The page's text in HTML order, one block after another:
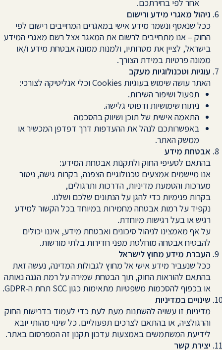
אחר לפי בחירתכם.
ניהול מאגרי מידע ורישום
ככל שנאסף ונשמר מידע אישי במאגרים המחייבים רישום לפי
החוק – אנו מתחייבים לרשום את המאגר אצל רשם מאגרי המידע
בישראל, לציין את מטרותיו, ולמנות ממונה אבטחת מידע ו/או
ממונה פרטיות במידת הצורך.
עוגיות וטכנולוגיות מעקב
האתר עושה שימוש בעוגיות Cookies וכלי אנליטיקה לצורכי:
תפעול ושיפור השירות.
ניתוח שימושיות ודפוסי גלישה.
התאמה אישית של תוכן ושיווק בהסכמה
באפשרותכם לנהל את ההעדפות דרך דפדפן המכשיר או
ממשק האתר.
אבטחת מידע
בהתאם לסעיפי החוק ולתקנות אבטחת המידע:
אנו מיישמים אמצעים טכנולוגיים הצפנה, בקרות גישה, ניטור
מערכות והטמעת מדיניות, הדרכות ותרגולים,
בקרות פנימיות כדי להגן על הנתונים שלכם ושלנו.
נקפיד על רמות אבטחה מחמירות במיוחד בכל הקשור למידע
רגיש או בעל רגישות מיוחדת.
על אף מאמצינו לניהול סיכונים ואבטחת מידע, איננו יכולים
להבטיח אבטחה מוחלטת מפני חדירות בלתי מורשות.
העברת מידע מחוץ לישראל
ככל שנעביר מידע אישי אל מחוץ לגבולות המדינה, נעשה זאת
בהתאם להוראות החוק, תוך הבטחת שמירה על רמת הגנה נאותה
או בכפוף להסכמות משפטיות מתאימות כגון SCC תחת ה-GDPR.
שינויים במדיניות
מדיניות זו עשויה להשתנות מעת לעת כדי לעמוד בדרישות החוק
והרגולציה, או בהתאם לצרכים תפעוליים. כל שינוי מהותי יובא
לידיעת המשתמשים באמצעות עדכון תקנון זה המפרסום באתר.
יצירת קשר